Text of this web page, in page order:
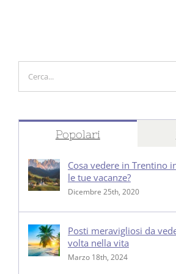
Popolari
Cosa vedere in Trentino
le tue vacanze?
Dicembre 25th, 2020
Posti meravigliosi da
volta nella vita
Marzo 18th, 2024